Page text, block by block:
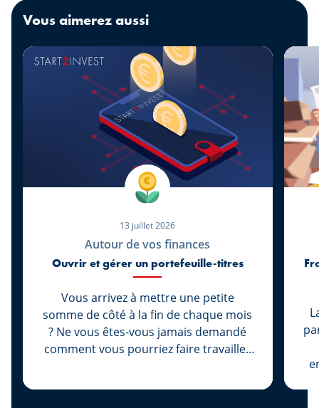
Vous aimerez aussi
13 juillet 2026
Autour de vos finances
Ouvrir et gérer un portefeuille-titres
Vous arrivez à mettre une petite
somme de côté à la fin de chaque mois
? Ne vous êtes-vous jamais demandé
comment vous pourriez faire travailler